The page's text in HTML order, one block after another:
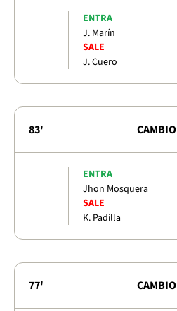
ENTRA
J. Marín
SALE
J. Cuero
83' CAMBIO
ENTRA
Jhon Mosquera
SALE
K. Padilla
77' CAMBIO